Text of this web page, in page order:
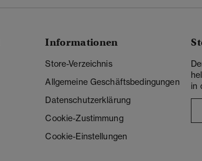
Informationen
Store-Verzeichnis
Allgemeine Geschäftsbedingungen
Datenschutzerklärung
Cookie-Zustimmung
Cookie-Einstellungen
in